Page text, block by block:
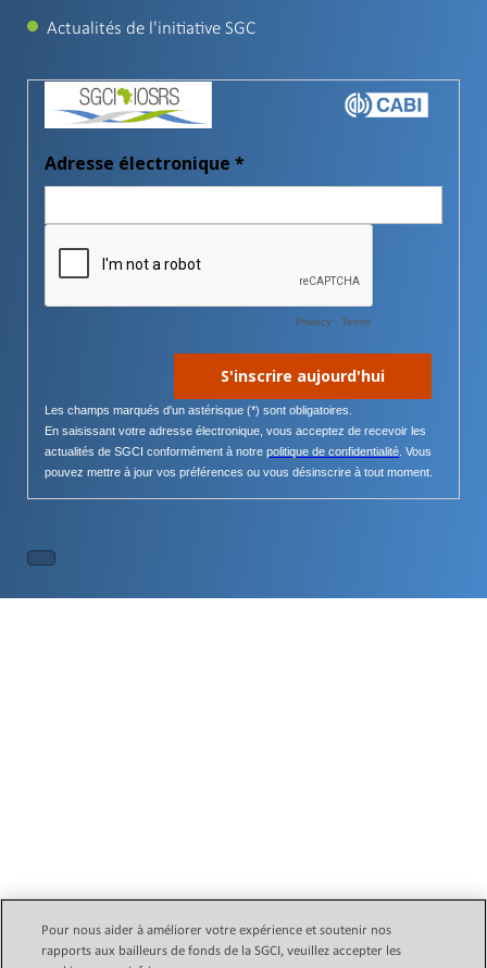
Actualités de l'initiative SGC
Copyright © 2024 Initiative des Email Legal Policy
Pour nous aider à améliorer votre expérience et soutenir nos
rapports aux bailleurs de fonds de la SGCI, veuillez accepter les